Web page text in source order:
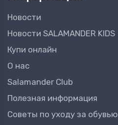
Новости
Новости SALAMANDER KIDS
Купи онлайн
О нас
Salamander Club
Полезная информация
Советы по уходу за обувью